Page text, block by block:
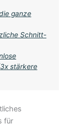
ganze
Schnitt-
stärkere
für